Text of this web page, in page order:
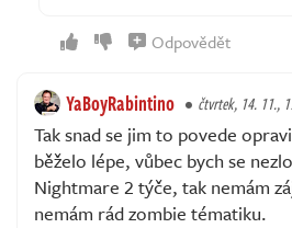
Odpovědět
YaBoyRabintino čtvrtek, 14. 11.,
Tak snad se jim to povede
běželo lépe, vůbec bych se
Nightmare 2 týče, tak nemám
nemám rád zombie tématiku.